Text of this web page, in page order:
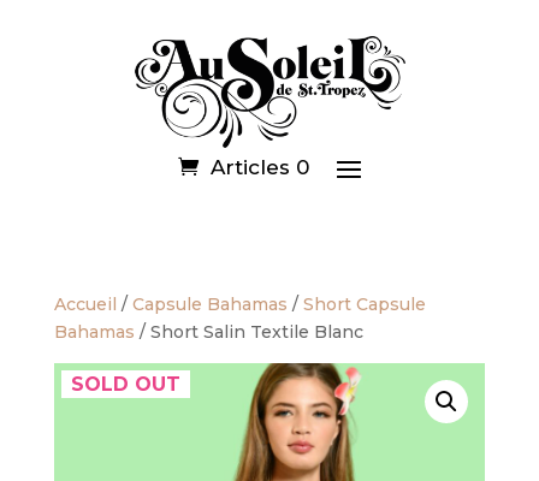
Articles 0
Accueil / Capsule Bahamas / Short Capsule
Bahamas / Short Salin Textile Blanc
SOLD OUT